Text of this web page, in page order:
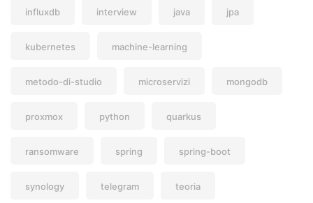
influxdb interview java jpa
kubernetes machine-learning
metodo-di-studio microservizi mongodb
proxmox python quarkus
ransomware spring spring-boot
synology telegram teoria